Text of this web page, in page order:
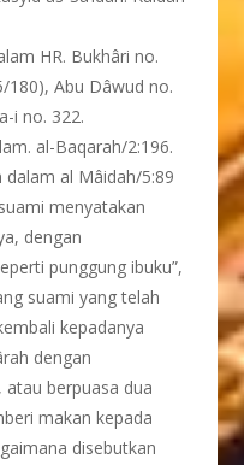
HR. Bukhâri no.
180), Abu Dâwud no.
i no. 322.
al-Baqarah/2:196.
al Mâidah/5:89
menyatakan
dengan
punggung ibuku”,
suami yang telah
kepadanya
dengan
berpuasa dua
makan kepada
disebutkan